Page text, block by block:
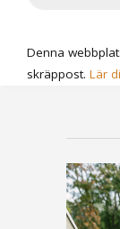
Denna
skräppost. Lär